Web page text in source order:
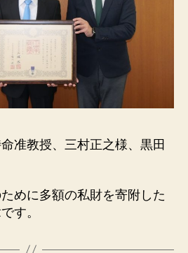
准教授、三村正之様、黒田
めに多額の私財を寄附した
す。